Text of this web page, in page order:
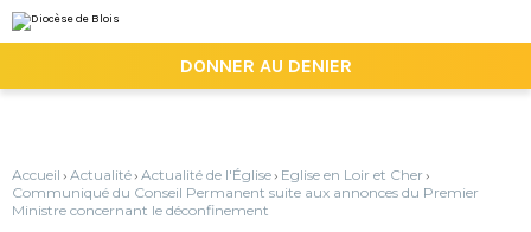
au
contenu.
la
personnels
DONNER AU DENIER
Accueil › Actualité› Actualité de l'Église› Eglise en Loir et Cher›
Communiqué du Conseil Permanent suite aux annonces du Premier
Ministre concernant le déconfinement